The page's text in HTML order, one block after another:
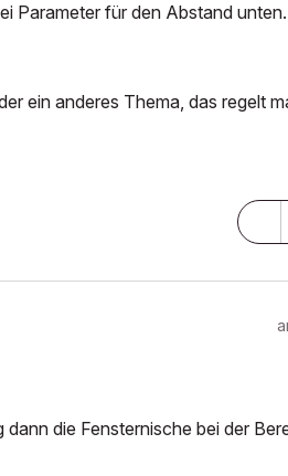
Parameter für den Abstand
ein anderes Thema, das regelt
die Fensternische bei der